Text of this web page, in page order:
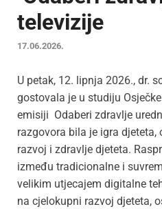
televizije
17.06.2026.
U petak, 12. lipnja 2026., dr.
gostovala je u studiju
emisiji Odaberi zdravlje
razgovora bila je igra
razvoj i zdravlje djeteta.
između tradicionalne i
velikim utjecajem digitalne
na cjelokupni razvoj djeteta,